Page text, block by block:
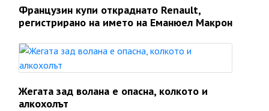
Французин купи откраднато Renault,
регистрирано на името на Еманюел Макрон
Жегата зад волана е опасна, колкото и
алкохолът